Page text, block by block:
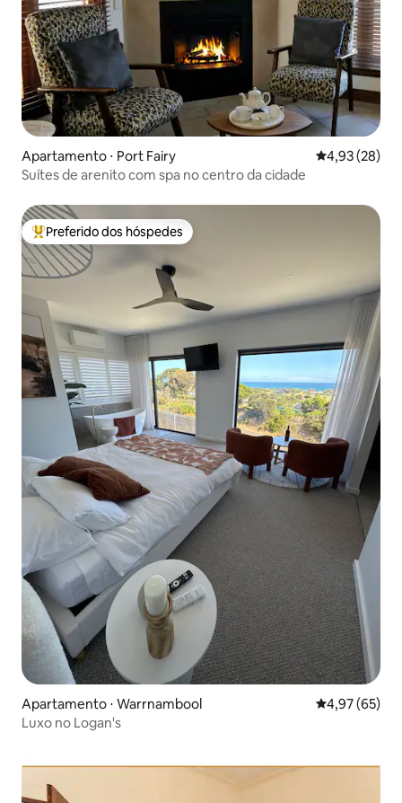
Apartamento ⋅ Port Fairy 4,93 de uma
4,93 (28)
Suítes de arenito com spa no centro da cidade
Entre os melhores preferidos dos hóspedes
Preferido dos hóspedes
Apartamento ⋅ Warrnambool 4,97 de uma
4,97 (65)
Luxo no Logan's